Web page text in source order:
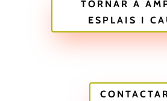
TORNAR A
ESPLAIS I